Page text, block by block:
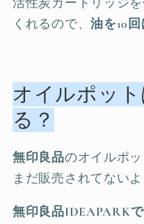
活性炭カートリッジ
くれるので、油を10
オイルポッ
る？
無印良品のオイルポ
まだ販売されてないよ
無印良品IDEAPARK